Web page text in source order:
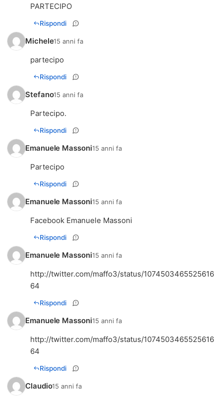
PARTECIPO
Rispondi
Michele15 anni fa
partecipo
Rispondi
Stefano15 anni fa
Partecipo.
Rispondi
Emanuele Massoni15 anni fa
Partecipo
Rispondi
Emanuele Massoni15 anni fa
Facebook Emanuele Massoni
Rispondi
Emanuele Massoni15 anni fa
http://twitter.com/maffo3/status/1074503465525616
64
Rispondi
Emanuele Massoni15 anni fa
http://twitter.com/maffo3/status/1074503465525616
64
Rispondi
Claudio15 anni fa